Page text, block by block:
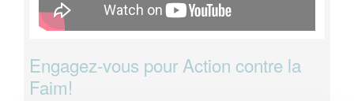
Engagez-vous pour Action contre la
Faim!